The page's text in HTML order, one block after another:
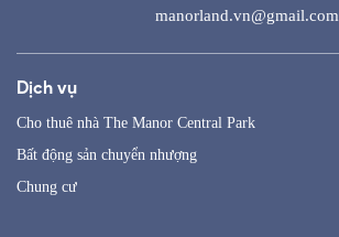
manorland.vn@gmail.com
Dịch vụ
Cho thuê nhà The Manor Central Park
Bất động sản chuyển nhượng
Chung cư